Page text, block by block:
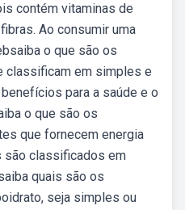
contém vitaminas de
Ao consumir uma
o que são os
classificam em simples e
para a saúde e o
o que são os
que fornecem energia
são classificados em
quais são os
seja simples ou